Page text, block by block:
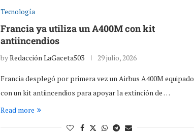
Tecnología
Francia ya utiliza un A400M con kit
antiincendios
byRedacción LaGaceta503 29 julio, 2026
Francia desplegó por primera vez un Airbus A400M equipado
con un kit antiincendios para apoyar la extinción de …
Read more